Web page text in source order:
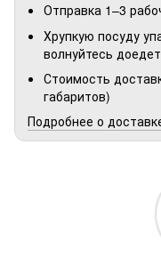
Отправка 1–3
Хрупкую посуду
волнуйтесь
Стоимость
габаритов)
Подробнее о